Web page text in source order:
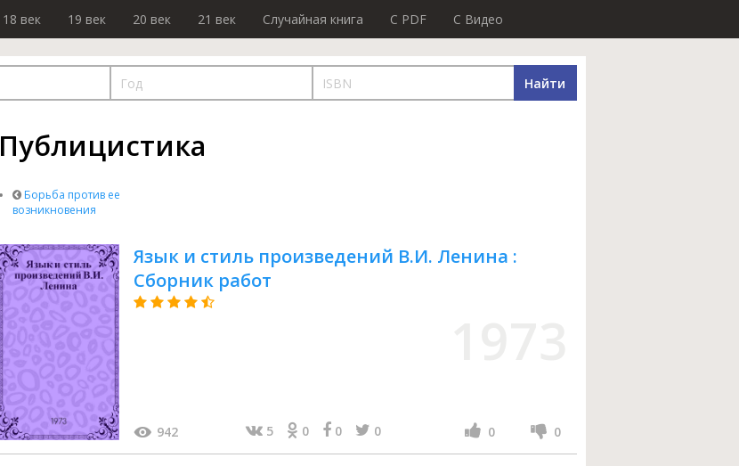
18 век 19 век 20 век 21 век Случайная книга C PDF C Видео
Найти
Публицистика
Борьба против ее
возникновения
Язык и стиль произведений В.И. Ленина :
Сборник работ
942 5 0 0 0 0 0